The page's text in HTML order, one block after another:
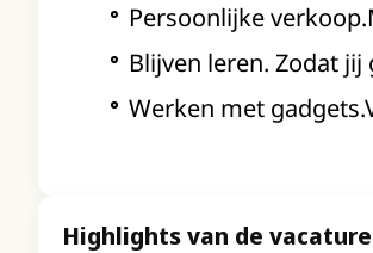
Persoonlijke
Blijven leren. Zodat
Werken met
Highlights van de vacature